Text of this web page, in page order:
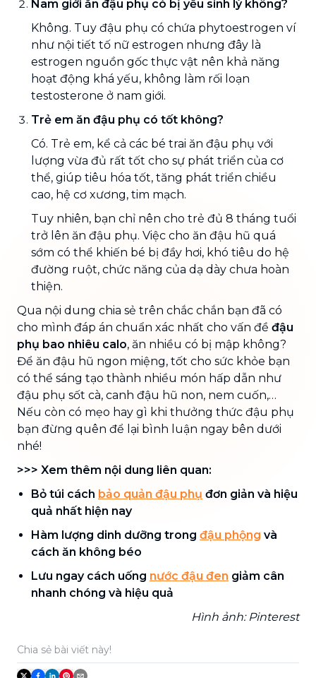
Nam giới ăn đậu phụ có bị yếu sinh lý không?
Không. Tuy đậu phụ có chứa phytoestrogen ví
như nội tiết tố nữ estrogen nhưng đây là
estrogen nguồn gốc thực vật nên khả năng
hoạt động khá yếu, không làm rối loạn
testosterone ở nam giới.
Trẻ em ăn đậu phụ có tốt không?
Có. Trẻ em, kể cả các bé trai ăn đậu phụ với
lượng vừa đủ rất tốt cho sự phát triển của cơ
thể, giúp tiêu hóa tốt, tăng phát triển chiều
cao, hệ cơ xương, tim mạch.
Tuy nhiên, bạn chỉ nên cho trẻ đủ 8 tháng tuổi
trở lên ăn đậu phụ. Việc cho ăn đậu hũ quá
sớm có thể khiến bé bị đầy hơi, khó tiêu do hệ
đường ruột, chức năng của dạ dày chưa hoàn
thiện.
Qua nội dung chia sẻ trên chắc chắn bạn đã có
cho mình đáp án chuẩn xác nhất cho vấn đề đậu
phụ bao nhiêu calo, ăn nhiều có bị mập không?
Để ăn đậu hũ ngon miệng, tốt cho sức khỏe bạn
có thể sáng tạo thành nhiều món hấp dẫn như
đậu phụ sốt cà, canh đậu hũ non, nem cuốn,…
Nếu còn có mẹo hay gì khi thưởng thức đậu phụ
bạn đừng quên để lại bình luận ngay bên dưới
nhé!
>>> Xem thêm nội dung liên quan:
Bỏ túi cách bảo quản đậu phụ đơn giản và hiệu
quả nhất hiện nay
Hàm lượng dinh dưỡng trong đậu phộng và
cách ăn không béo
Lưu ngay cách uống nước đậu đen giảm cân
nhanh chóng và hiệu quả
Hình ảnh: Pinterest
Chia sẻ bài viết này!